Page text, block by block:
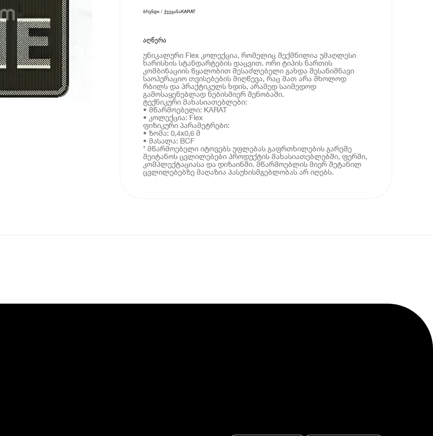
ბრენდი / ქვეყანაKARAT
აღწერა
უნიკალური Flex კოლექცია, რომელიც შექმნილია უმაღლესი
ხარისხის სტანდარტების დაცვით. ორი ტიპის ნართის
კომბინაციის წყალობით შესაძლებელი გახდა შესანიშნავი
საოპერაციო თვისებების მიღწევა, რაც მათ არა მხოლოდ
რბილს და პრაქტიკულს ხდის, არამედ საიმედოდ
გამოსაყენებლად ნებისმიერ შენობაში.
ტექნიკური მახასიათებლები:
• მწარმოებელი: KARAT
• კოლექცია: Flex
ფიზიკური პარამეტრები:
• ზომა: 0,4x0,6 მ
• მასალა: BCF
* მწარმოებელი იტოვებს უფლებას გაფრთხილების გარეშე
შეიტანოს ცვლილებები პროდუქტის მახასიათებლებში, ფერში,
კომპლექტაციასა და დიზაინში. მწარმოებლის მიერ შეტანილ
ცვლილებებზე მაღაზია პასუხისმგებლობას არ იღებს.